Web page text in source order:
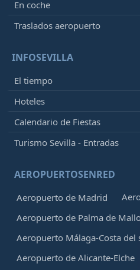
En coche
Traslados aeropuerto
INFOSEVILLA
El tiempo
Hoteles
Calendario de Fiestas
Turismo Sevilla - Entradas
AEROPUERTOSENRED
Aeropuerto de Madrid
Aeropuerto de Palma de
Aeropuerto Málaga-Costa del
Aeropuerto de Alicante-Elche